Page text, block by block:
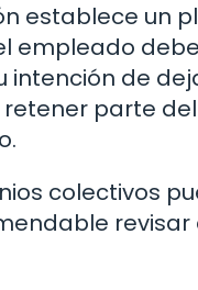
establece un
empleado
de
parte
colectivos